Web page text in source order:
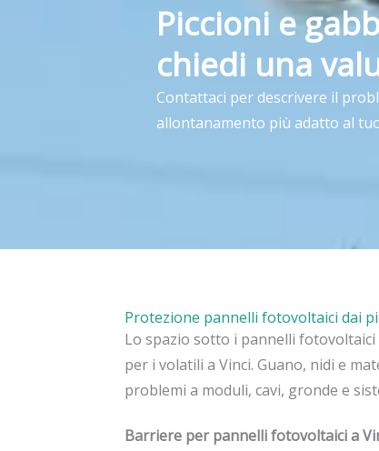
Piccioni e
chiedi una
Contattaci per descrivere il
allontanamento più adatto al
Protezione pannelli fotovoltaici dai
Lo spazio sotto i pannelli
per i volatili a Vinci. Guano, nidi e
problemi a moduli, cavi, gronde e
Barriere per pannelli fotovoltaici a